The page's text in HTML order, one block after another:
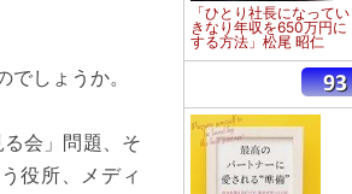
しょうか。
会」問題、そ
役所、メディ
「ひとり社長になってい
きなり年収を650万円に
する方法」松尾 昭仁